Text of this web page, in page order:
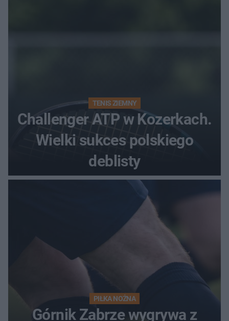
TENIS ZIEMNY
Challenger ATP w Kozerkach.
Wielki sukces polskiego
deblisty
PIŁKA NOŻNA
Górnik Zabrze wygrywa z